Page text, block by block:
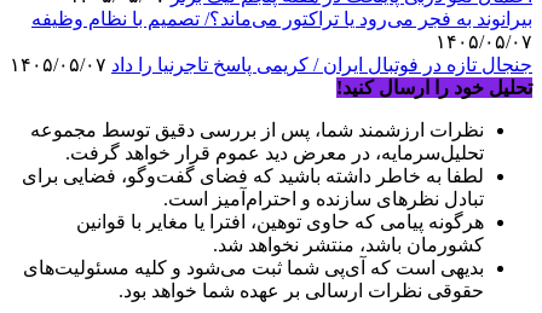
بیرانوند به فجر می‌رود یا تراکتور می‌ماند؟/ تصمیم با نظام وظیفه
۱۴۰۵/۰۵/۰۷
جنجال تازه در فوتبال ایران / کریمی پاسخ تاجرنیا را داد
تحلیل خود را ارسال کنید!
نظرات ارزشمند شما، پس از بررسی دقیق توسط مجموعه
تحلیل‌سرمایه، در معرض دید عموم قرار خواهد گرفت.
لطفا به خاطر داشته باشید که فضای گفت‌وگو، فضایی برای
تبادل نظرهای سازنده و احترام‌آمیز است.
هرگونه پیامی که حاوی توهین، افترا یا مغایر با قوانین
کشورمان باشد، منتشر نخواهد شد.
بدیهی است که آی‌پی شما ثبت می‌شود و کلیه مسئولیت‌های
حقوقی نظرات ارسالی بر عهده شما خواهد بود.